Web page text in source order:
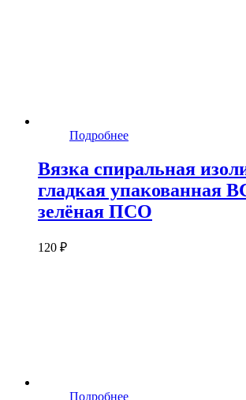
Подробнее
Вязка спиральная
гладкая упакованная
зелёная ПСО
120 ₽
Подробнее